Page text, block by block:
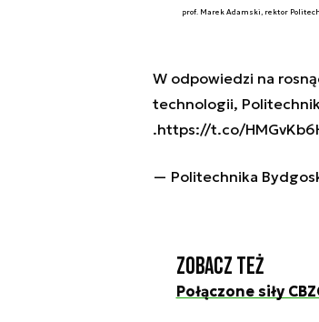
prof. Marek Adamski, rektor
W odpowiedzi na
technologii,
.https://t.co/
— Politechnika
Zobacz też
Połączone siły